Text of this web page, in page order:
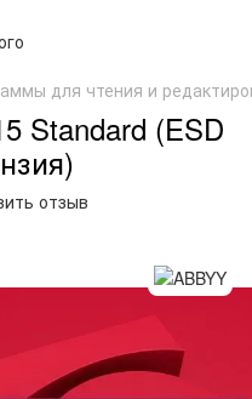
для чтения и
Standard (ESD
отзыв